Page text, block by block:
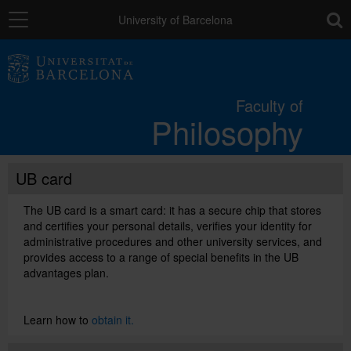
Navigation University of Barcelona
Faculty of
Philosophy
Studies
Services
UB card
The UB card is a smart card: it has a secure chip that stores
and certifies your personal details, verifies your identity for
administrative procedures and other university services, and
provides access to a range of special benefits in the UB
advantages plan.
Learn how to obtain it.